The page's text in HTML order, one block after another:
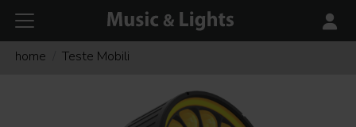
home Teste Mobili